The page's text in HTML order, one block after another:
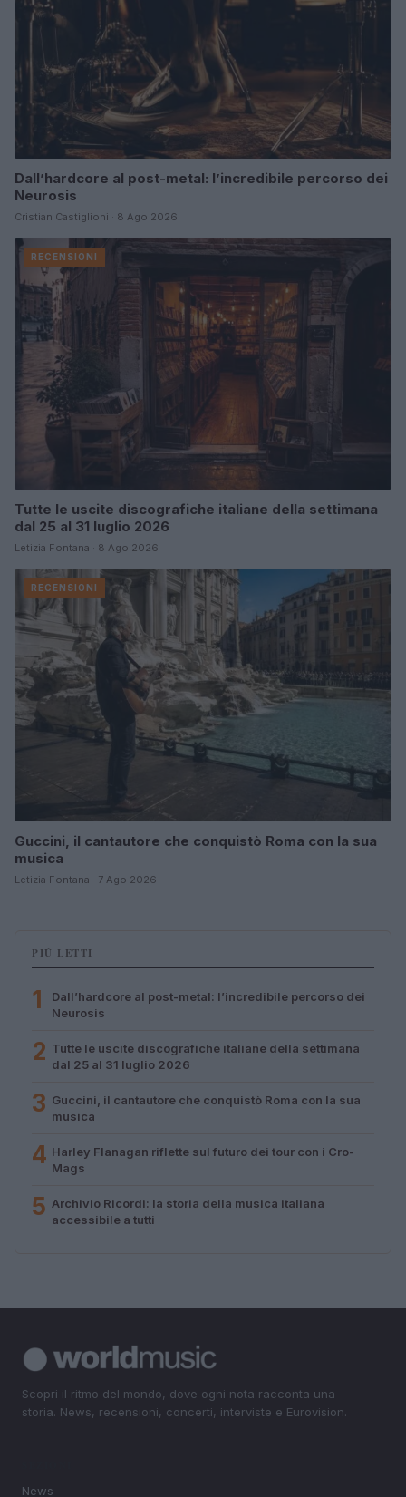
Dall’hardcore al post-metal: l’incredibile percorso dei
Neurosis
Cristian Castiglioni · 8 Ago 2026
RECENSIONI
Tutte le uscite discografiche italiane della settimana
dal 25 al 31 luglio 2026
Letizia Fontana · 8 Ago 2026
RECENSIONI
Guccini, il cantautore che conquistò Roma con la sua
musica
Letizia Fontana · 7 Ago 2026
PIÙ LETTI
1
Dall’hardcore al post-metal: l’incredibile percorso dei
Neurosis
2 Tutte le uscite discografiche italiane della settimana
dal 25 al 31 luglio 2026
3 Guccini, il cantautore che conquistò Roma con la sua
musica
4 Harley Flanagan riflette sul futuro dei tour con i Cro-
Mags
5 Archivio Ricordi: la storia della musica italiana
accessibile a tutti
Scopri il ritmo del mondo, dove ogni nota racconta una
storia. News, recensioni, concerti, interviste e Eurovision.
News